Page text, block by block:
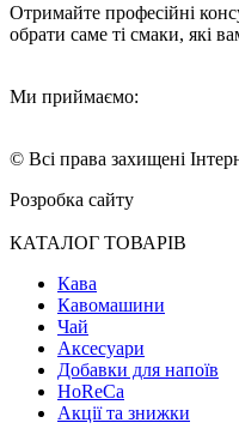
Отримайте професійні
обрати саме ті смаки, які
Ми приймаємо:
© Всі права захищені
Розробка сайту
КАТАЛОГ ТОВАРІВ
Кава
Кавомашини
Чай
Аксесуари
Добавки для напоїв
HoReCa
Акції та знижки